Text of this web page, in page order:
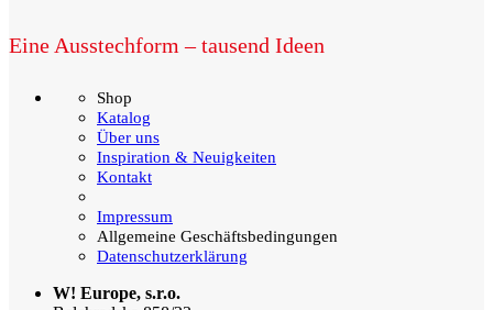
Eine Ausstechform – tausend Ideen
Shop
Katalog
Über uns
Inspiration & Neuigkeiten
Kontakt
Impressum
Allgemeine Geschäftsbedingungen
Datenschutzerklärung
W! Europe, s.r.o.